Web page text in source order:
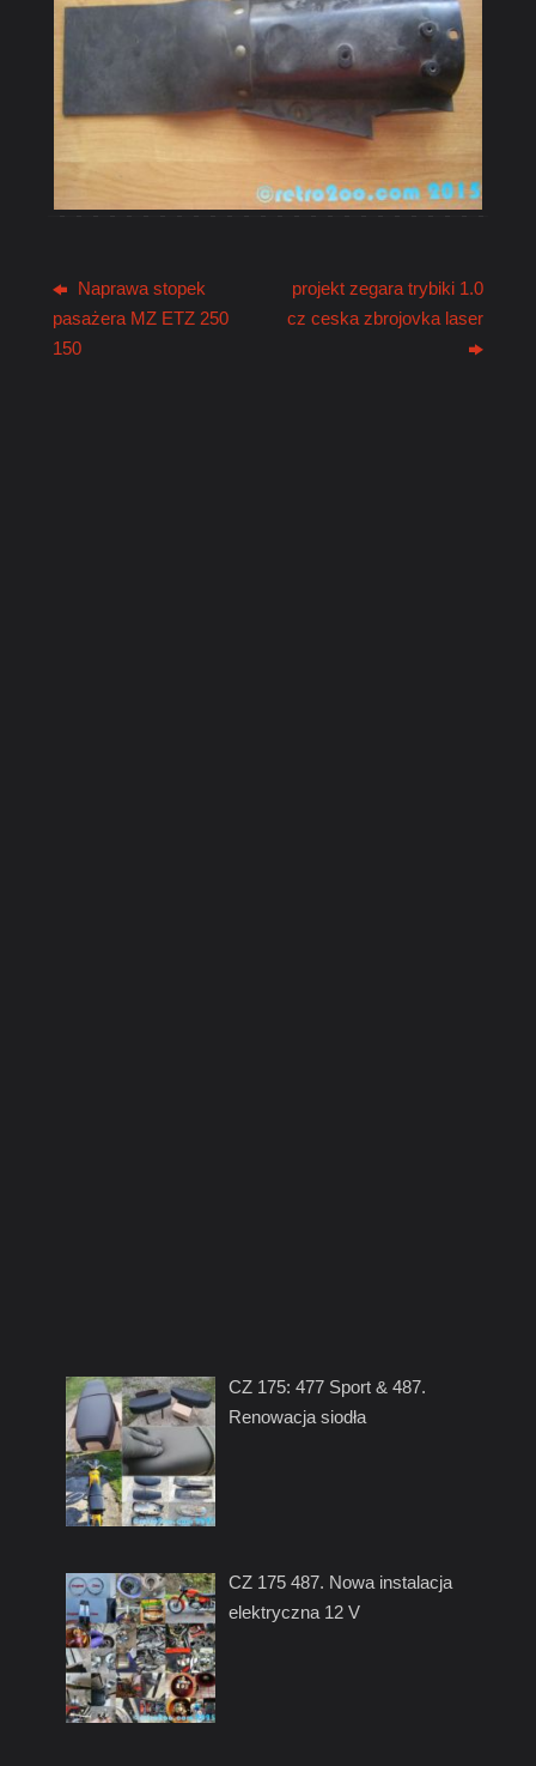
Naprawa stopek
pasażera MZ ETZ 250
150
projekt zegara trybiki 1.0
cz ceska zbrojovka laser
CZ 175: 477 Sport & 487.
Renowacja siodła
CZ 175 487. Nowa instalacja
elektryczna 12 V